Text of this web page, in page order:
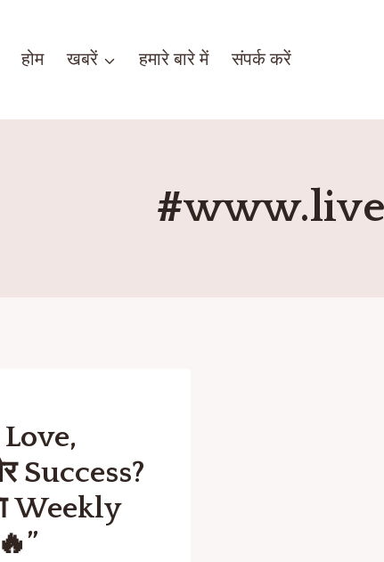
होम खबरें हमारे बारे में संपर्क करें
Love,
Success?
Weekly